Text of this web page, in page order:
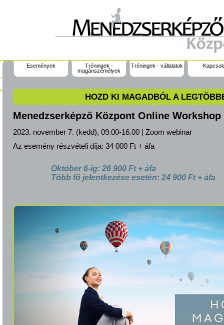
Események
Tréningek -
magánszemélyek
Tréningek - vállalatok
HOZD KI MAGADBÓL A
Menedzserképző Központ Online Workshop
2023. november 7. (kedd), 09.00-16.00 | Zoom webinar
Az esemény részvételi díja: 34 000 Ft + áfa
Október 6-ig: 26 900 Ft + áfa
Több fő jelentkezése esetén: 24 900 Ft + áfa